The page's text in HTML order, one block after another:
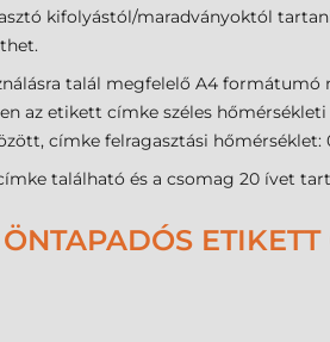
kifolyástól/maradványoktól
talál megfelelő A4
az etikett címke széles
címke felragasztási hőmérséklet:
található és a csomag 20 ívet